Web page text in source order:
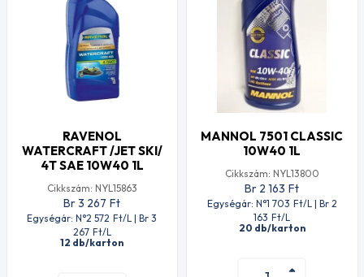
RAVENOL
WATERCRAFT /JET SKI/
4T SAE 10W40 1L
Cikkszám: NYL15863
Br 3 267 Ft
Egységár: N°2 572 Ft/L | Br 3
267 Ft/L
12 db/karton
MANNOL 7501 CLASSIC
10W40 1L
Cikkszám: NYL13800
Br 2 163 Ft
Egységár: N°1 703 Ft/L | Br 2
163 Ft/L
20 db/karton